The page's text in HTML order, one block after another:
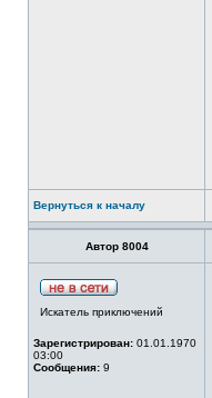
Вернуться к началу
Автор 8004
Искатель приключений
Зарегистрирован: 01.01.1970
03:00
Сообщения: 9